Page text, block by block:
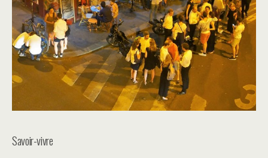
Savoir-vivre